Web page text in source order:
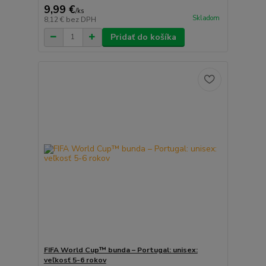
9,99 €/ks
8,12 € bez DPH Skladom
Pridať do košíka
FIFA World Cup™ bunda – Portugal: unisex:
veľkosť 5-6 rokov